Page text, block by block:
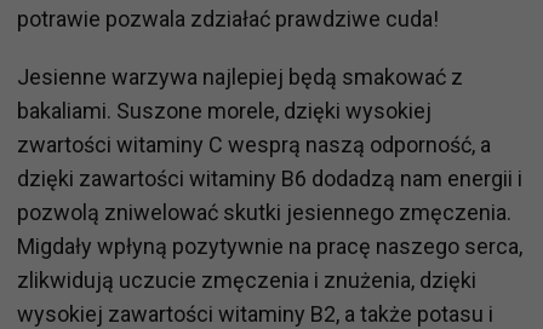
potrawie pozwala zdziałać prawdziwe cuda!
Jesienne warzywa najlepiej będą smakować z
bakaliami. Suszone morele, dzięki wysokiej
zwartości witaminy C wesprą naszą odporność, a
dzięki zawartości witaminy B6 dodadzą nam energii i
pozwolą zniwelować skutki jesiennego zmęczenia.
Migdały wpłyną pozytywnie na pracę naszego serca,
zlikwidują uczucie zmęczenia i znużenia, dzięki
wysokiej zawartości witaminy B2, a także potasu i